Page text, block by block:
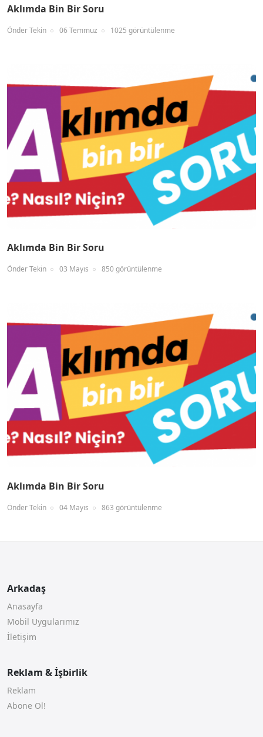
Aklımda Bin Bir Soru
Önder Tekin 06 Temmuz 1025 görüntülenme
Aklımda Bin Bir Soru
Önder Tekin 03 Mayıs 850 görüntülenme
Aklımda Bin Bir Soru
Önder Tekin 04 Mayıs 863 görüntülenme
Arkadaş
Anasayfa
Mobil Uygularımız
İletişim
Reklam & İşbirlik
Reklam
Abone Ol!